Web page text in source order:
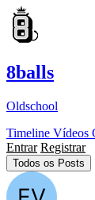
8balls
Oldschool
Timeline Vídeos
Entrar Registrar
Todos os Posts